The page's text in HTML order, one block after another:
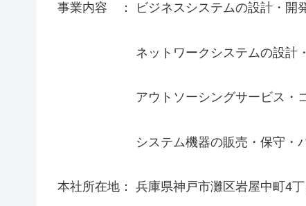
事業内容 ： ビジネスシステムの設計・開
ネットワークシステムの設計・構
アウトソーシングサービス・コン
システム機器の販売・保守・パッ
本社所在地： 兵庫県神戸市灘区岩屋中町4